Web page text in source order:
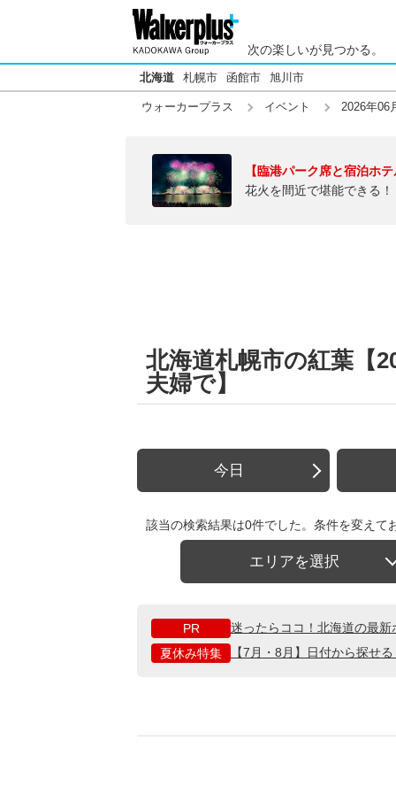
次の楽しいが見つかる。
北海道 札幌市 函館市 旭川市
ウォーカープラス イベント 2026年06
【臨港パーク席と宿泊ホ
花火を間近で堪能できる
北海道札幌市の紅葉【
夫婦で】
今日
該当の検索結果は0件でした。条件を変えて
エリアを選択
PR
迷ったらココ！北海道の最
夏休み特集
【7月・8月】日付から探せ